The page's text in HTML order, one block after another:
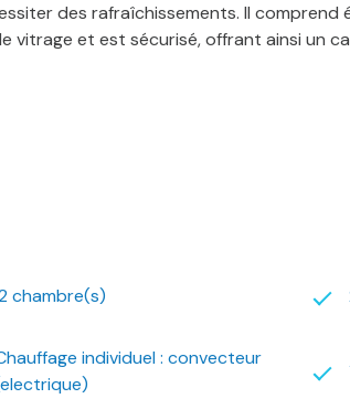
des rafraîchissements. Il comprend
et est sécurisé, offrant ainsi un
chambre(s)
individuel : convecteur